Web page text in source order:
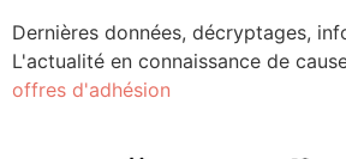
Dernières données, décryptages,
L'actualité en connaissance de
offres d'adhésion